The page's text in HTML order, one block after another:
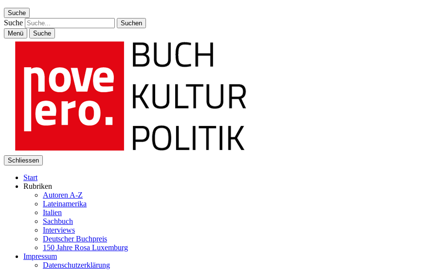
Suche
Suche
Menü Suche
Schliessen
Start
Rubriken
Autoren A-Z
Lateinamerika
Italien
Sachbuch
Interviews
Deutscher Buchpreis
150 Jahre Rosa Luxemburg
Impressum
Datenschutzerklärung